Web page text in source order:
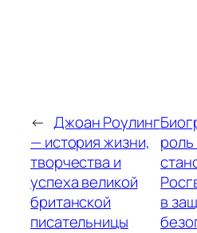
← Джоан Роулинг
— история жизни,
творчества и
успеха великой
британской
писательницы
в